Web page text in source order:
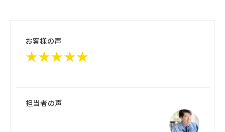
お客様の声
★★★★★
担当者の声